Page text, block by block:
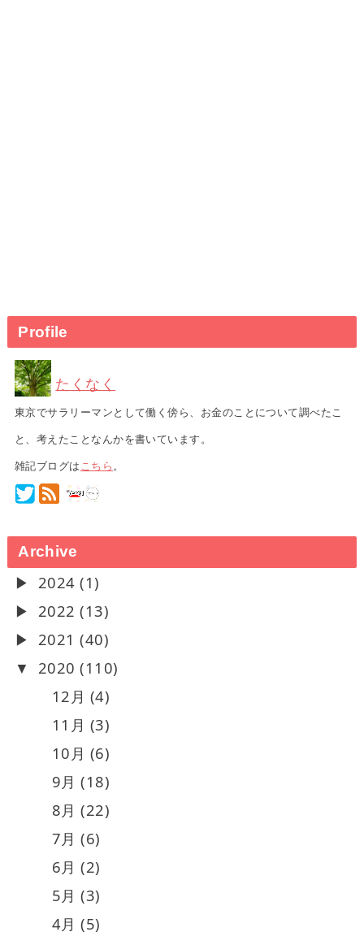
Profile
たくなく
東京でサラリーマンとして働く傍ら、お金のことについて調べたこ
と、考えたことなんかを書いています。
雑記ブログはこちら。
Archive
2024 (1)
2022 (13)
2021 (40)
2020 (110)
12月 (4)
11月 (3)
10月 (6)
9月 (18)
8月 (22)
7月 (6)
6月 (2)
5月 (3)
4月 (5)